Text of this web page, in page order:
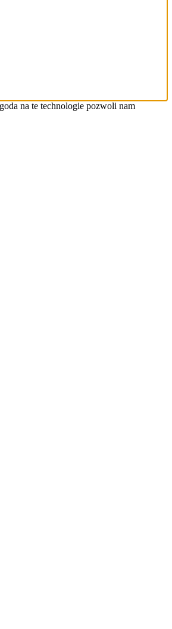
na te technologie pozwoli nam